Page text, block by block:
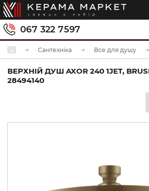
067 322 7597
Сантехніка Все для душу
ВЕРХНІЙ ДУШ AXOR 240 1JET,
28494140